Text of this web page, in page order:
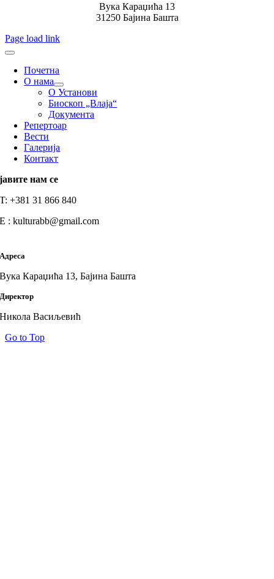
Вука Караџића 13
31250 Бајина Башта
Page load link
Почетна
О нама
О Установи
Биоскоп „Влаја“
Документа
Репертоар
Вести
Галерија
Контакт
јавите нам се
T: +381 31 866 840
E : kulturabb@gmail.com
Адреса
Вука Караџића 13, Бајина Башта
Директор
Никола Васиљевић
Go to Top